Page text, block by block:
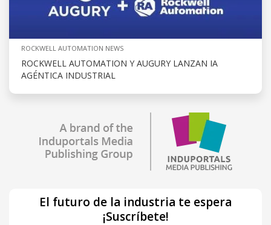
ROCKWELL AUTOMATION NEWS
ROCKWELL AUTOMATION Y AUGURY LANZAN IA
AGÉNTICA INDUSTRIAL
El futuro de la industria te espera
¡Suscríbete!